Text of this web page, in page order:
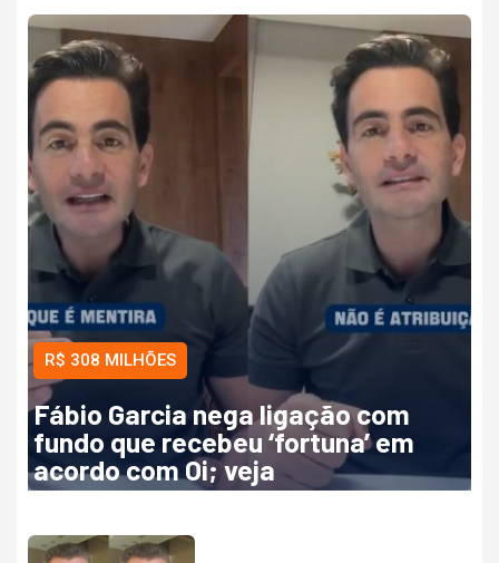
R$ 308 MILHÕES
Fábio Garcia nega ligação com
fundo que recebeu ‘fortuna’ em
acordo com Oi; veja